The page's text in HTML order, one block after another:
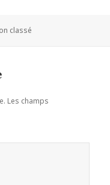
classé
Les champs